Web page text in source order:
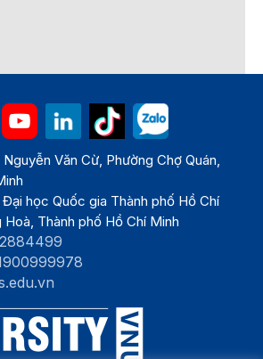
Văn Cừ, Phường Chợ Quán,
học Quốc gia Thành phố Hồ Chí
Thành phố Hồ Chí Minh